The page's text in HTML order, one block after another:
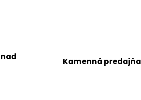
Kamenná predajňa